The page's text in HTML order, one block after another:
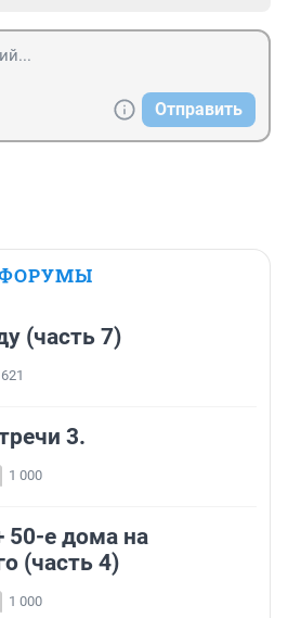
Отправить
(часть 7)
621
3.
1 000
е дома на
(часть 4)
1 000